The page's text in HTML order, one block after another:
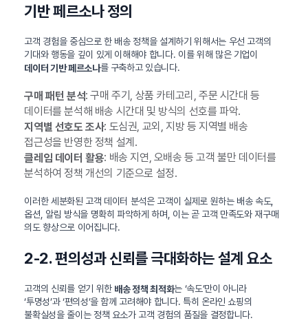
기반 페르소나 정의
고객 경험을 중심으로 한 배송 정책을 설계하기 위해서는 우선 고객의
기대와 행동을 깊이 있게 이해해야 합니다. 이를 위해 많은 기업이
데이터 기반 페르소나를 구축하고 있습니다.
구매 패턴 분석: 구매 주기, 상품 카테고리, 주문 시간대 등
데이터를 분석해 배송 시간대 및 방식의 선호를 파악.
지역별 선호도 조사: 도심권, 교외, 지방 등 지역별 배송
접근성을 반영한 정책 설계.
클레임 데이터 활용: 배송 지연, 오배송 등 고객 불만 데이터를
분석하여 정책 개선의 기준으로 설정.
이러한 세분화된 고객 데이터 분석은 고객이 실제로 원하는 배송 속도,
옵션, 알림 방식을 명확히 파악하게 하며, 이는 곧 고객 만족도와 재구매
의도 향상으로 이어집니다.
2-2. 편의성과 신뢰를 극대화하는 설계 요소
고객의 신뢰를 얻기 위한 배송 정책 최적화는 ‘속도’만이 아니라
‘투명성’과 ‘편의성’을 함께 고려해야 합니다. 특히 온라인 쇼핑의
불확실성을 줄이는 정책 요소가 고객 경험의 품질을 결정합니다.